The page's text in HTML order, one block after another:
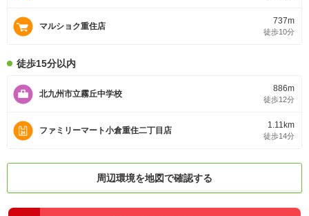
マルショク重住店
737m
徒歩10分
徒歩15分以内
北九州市立霧丘中学校
886m
徒歩12分
ファミリーマート小倉重住二丁目店
1.11km
徒歩14分
周辺環境を地図で確認する